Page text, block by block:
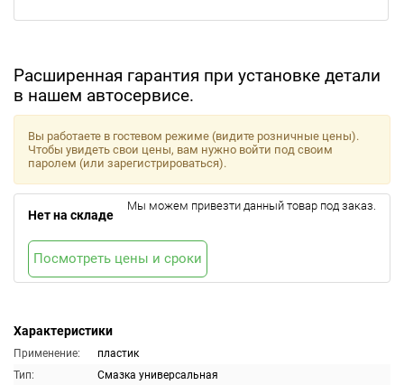
Расширенная гарантия при установке детали
в нашем автосервисе.
Характеристики
Применение:
пластик
Тип:
Смазка универсальная
Вы работаете в гостевом режиме (видите розничные цены).
Чтобы увидеть свои цены, вам нужно войти под своим
паролем (или зарегистрироваться).
Нет на складе
Мы можем привезти данный товар под заказ.
Посмотреть цены и сроки